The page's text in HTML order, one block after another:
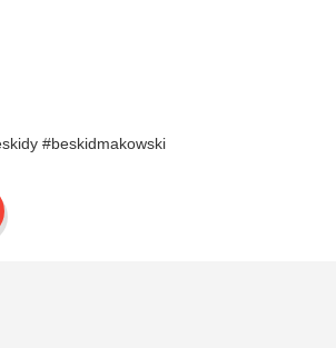
#beskidmakowski